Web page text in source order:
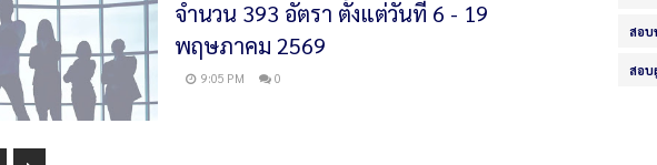
จำนวน 393 อัตรา ตั้งแต่วันที่ 6 - 19
พฤษภาคม 2569
9:05 PM 0
สอบ
สอบ